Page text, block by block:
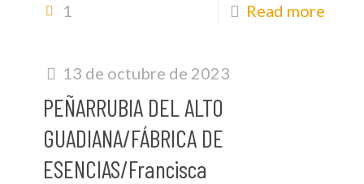
1 Read more
13 de octubre de 2023
PEÑARRUBIA DEL ALTO
GUADIANA/FÁBRICA DE
ESENCIAS/Francisca